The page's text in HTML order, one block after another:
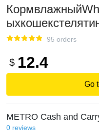
95 orders
$ 12.4
Go
METRO Cash and
0 reviews